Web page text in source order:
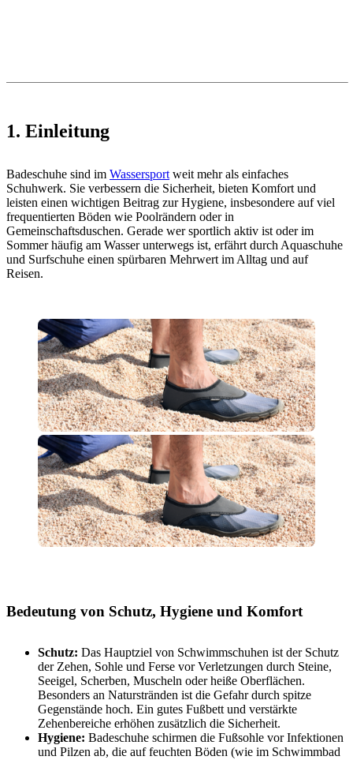
1. Einleitung
Badeschuhe sind im Wassersport weit mehr als einfaches
Schuhwerk. Sie verbessern die Sicherheit, bieten Komfort und
leisten einen wichtigen Beitrag zur Hygiene, insbesondere auf viel
frequentierten Böden wie Poolrändern oder in
Gemeinschaftsduschen. Gerade wer sportlich aktiv ist oder im
Sommer häufig am Wasser unterwegs ist, erfährt durch Aquaschuhe
und Surfschuhe einen spürbaren Mehrwert im Alltag und auf
Reisen.
Bedeutung von Schutz, Hygiene und Komfort
Schutz: Das Hauptziel von Schwimmschuhen ist der Schutz
der Zehen, Sohle und Ferse vor Verletzungen durch Steine,
Seeigel, Scherben, Muscheln oder heiße Oberflächen.
Besonders an Naturstränden ist die Gefahr durch spitze
Gegenstände hoch. Ein gutes Fußbett und verstärkte
Zehenbereiche erhöhen zusätzlich die Sicherheit.
Hygiene: Badeschuhe schirmen die Fußsohle vor Infektionen
und Pilzen ab, die auf feuchten Böden (wie im Schwimmbad